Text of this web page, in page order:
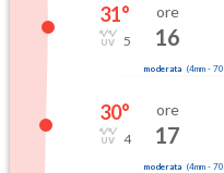
31°
5
ore
16
moderata (4mm- 70
30°
4
ore
17
moderata (4mm- 70